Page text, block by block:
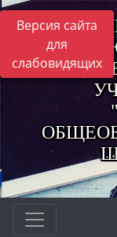
Версия сайта
для
слабовидящих